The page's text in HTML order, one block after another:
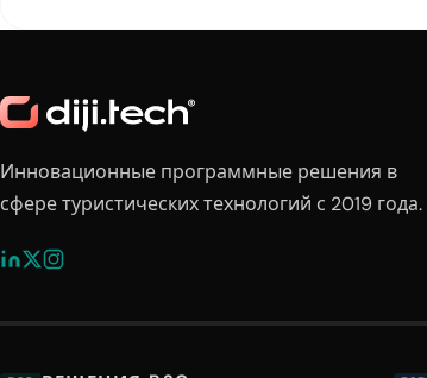
Инновационные программные решения в
сфере туристических технологий с 2019 года.